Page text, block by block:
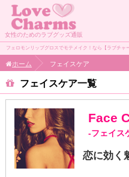
女性のためのラブグッズ通販
フェロモンリップグロスでモテメイク！なら【ラブチャ
ホーム フェイスケア
フェイスケア
Face
-フェイス
恋に効く